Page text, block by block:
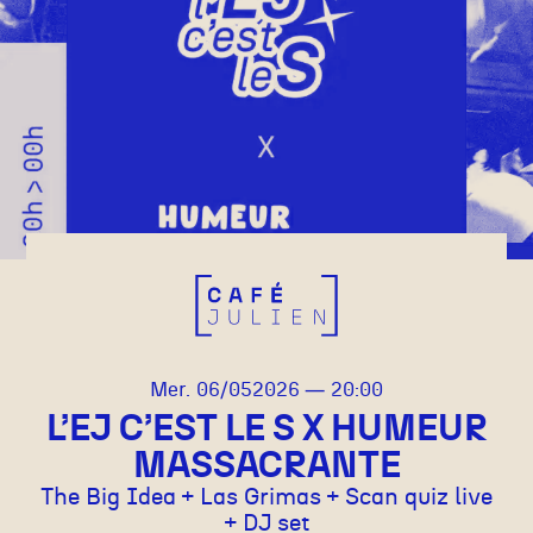
mercredi
Mer. 06/mai
052026 20:00
L’EJ C’EST LE S X HUMEUR
MASSACRANTE
The Big Idea + Las Grimas + Scan quiz live
+ DJ set